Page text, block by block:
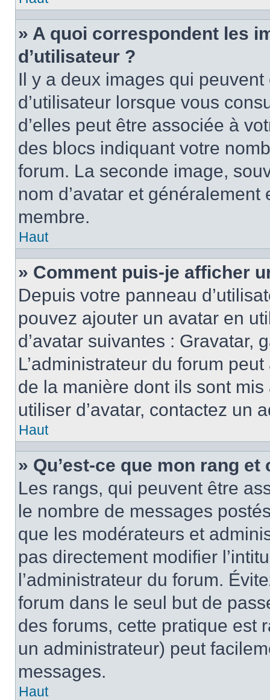
» A quoi correspondent les
d’utilisateur ?
Il y a deux images qui
d’utilisateur lorsque vous
d’elles peut être associée à
des blocs indiquant votre
forum. La seconde image,
nom d’avatar et
membre.
Haut
» Comment puis-je afficher
Depuis votre panneau
pouvez ajouter un avatar en
d’avatar suivantes : Gravatar,
L’administrateur du forum
de la manière dont ils sont
utiliser d’avatar, contactez un
Haut
» Qu’est-ce que mon rang
Les rangs, qui peuvent être
le nombre de messages
que les modérateurs et
pas directement modifier
l’administrateur du forum.
forum dans le seul but de
des forums, cette pratique est
un administrateur) peut
messages.
Haut